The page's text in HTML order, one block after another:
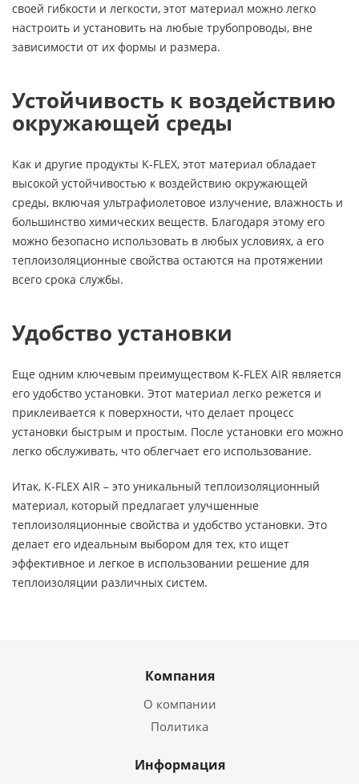
своей гибкости и легкости, этот материал можно легко
настроить и установить на любые трубопроводы, вне
зависимости от их формы и размера.
Устойчивость к воздействию
окружающей среды
Как и другие продукты K-FLEX, этот материал обладает
высокой устойчивостью к воздействию окружающей
среды, включая ультрафиолетовое излучение, влажность и
большинство химических веществ. Благодаря этому его
можно безопасно использовать в любых условиях, а его
теплоизоляционные свойства остаются на протяжении
всего срока службы.
Удобство установки
Еще одним ключевым преимуществом K-FLEX AIR является
его удобство установки. Этот материал легко режется и
приклеивается к поверхности, что делает процесс
установки быстрым и простым. После установки его можно
легко обслуживать, что облегчает его использование.
Итак, K-FLEX AIR – это уникальный теплоизоляционный
материал, который предлагает улучшенные
теплоизоляционные свойства и удобство установки. Это
делает его идеальным выбором для тех, кто ищет
эффективное и легкое в использовании решение для
теплоизоляции различных систем.
Компания
О компании
Политика
Информация